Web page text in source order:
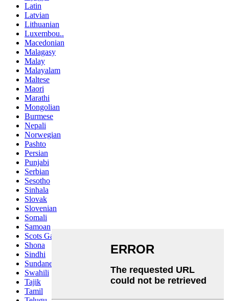
Latin
Latvian
Lithuanian
Luxembou..
Macedonian
Malagasy
Malay
Malayalam
Maltese
Maori
Marathi
Mongolian
Burmese
Nepali
Norwegian
Pashto
Persian
Punjabi
Serbian
Sesotho
Sinhala
Slovak
Slovenian
Somali
Samoan
Scots Gaelic
Shona
Sindhi
Sundanese
Swahili
Tajik
Tamil